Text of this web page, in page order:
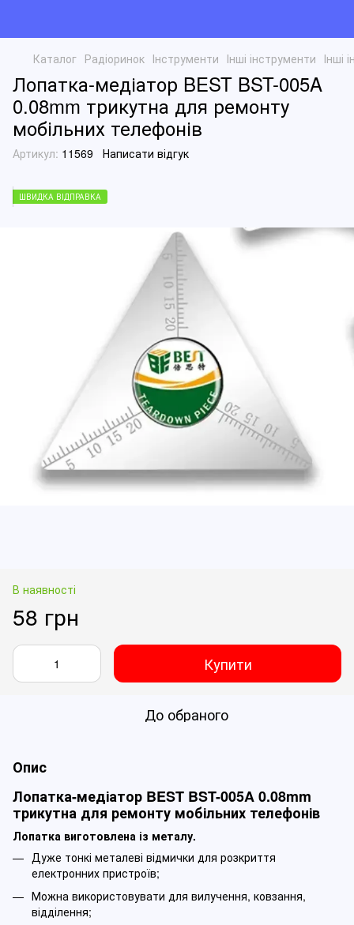
Каталог Радіоринок Інструменти Інші інструменти Інші
Лопатка-медіатор BEST BST-005A
0.08mm трикутна для ремонту
мобільних телефонів
Артикул: 11569 Написати відгук
ШВИДКА ВІДПРАВКА
В наявності
58 грн
Купити
До обраного
Опис
Лопатка-медіатор BEST BST-005A 0.08mm
трикутна для ремонту мобільних телефонів
Лопатка виготовлена із металу.
Дуже тонкі металеві відмички для розкриття
електронних пристроїв;
Можна використовувати для вилучення, ковзання,
відділення;